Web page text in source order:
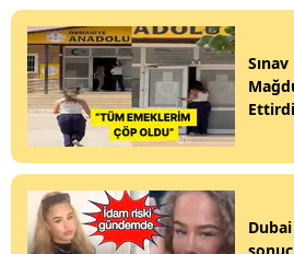
Ettirdi